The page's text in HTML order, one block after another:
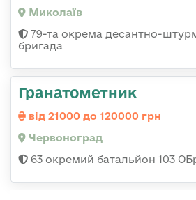
Миколаїв
79-та окрема десантно-
бригада
Гранатометник
від 21000 до 120000 грн
Червоноград
63 окремий батальйон 103